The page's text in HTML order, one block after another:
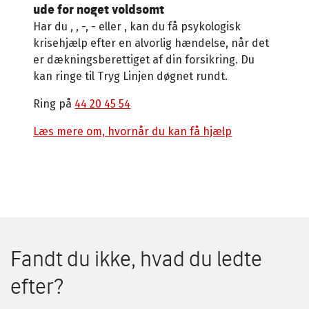
ude for noget voldsomt
Har du , , -, - eller , kan du få psykologisk
krisehjælp efter en alvorlig hændelse, når det
er dækningsberettiget af din forsikring. Du
kan ringe til Tryg Linjen døgnet rundt.
Ring på 44 20 45 54
Læs mere om, hvornår du kan få hjælp
Fandt du ikke, hvad du ledte
efter?